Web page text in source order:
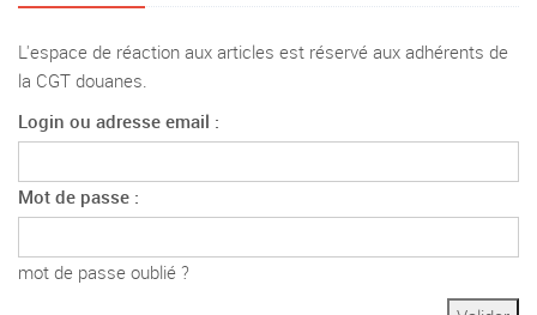
L'espace de réaction aux articles est réservé aux adhérents de
la CGT douanes.
Login ou adresse email :
Mot de passe :
mot de passe oublié ?